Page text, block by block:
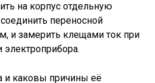
на корпус отдельную
переносной
и замерить клещами ток при